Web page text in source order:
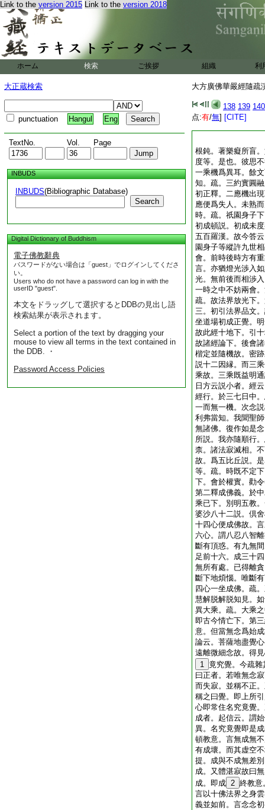
Link to the version 2015 Link to the version 2018
ホーム 検索 ご挨拶 組織 利
大正蔵検索
punctuation Hangul Eng
TextNo. Vol. Page
INBUDS
INBUDS(Bibliographic Database)
Search
Digital Dictionary of Buddhism
電子佛教辭典
パスワードがない場合は「guest」でログインしてくださ
い。
Users who do not have a password can log in with the
userID "guest".
本文をドラッグして選択するとDDBの見出し語
検索結果が表示されます。
Select a portion of the text by dragging your
mouse to view all terms in the text contained in
the DDB. ・
Password Access Policies
大方廣佛華嚴經隨疏
138 139 140
点:有/無] [CITE]
根鈍。著樂癡所盲
度等。是也。彼思
一乘機爲異耳。餘
知。疏。三約實圓
初正釋。二應機出
應便爲失人。未熟
時。疏。祇園身子
初成頓説。初成未
五百羅漢。故今答
園身子等縱許九世
會。前時後時方有
言。亦猶燈光渉入
光。無前後而相渉
一時之中不妨兩會
疏。故法界放光下
三。初引法界品文
坐道場初成正覺。
故此經十地下。引
故諸經論下。後會
楷定並隨機故。密
説十二因縁。而三
乘故。三乘既益明
日方云説小者。經
經行。於三七日中
一而無一機。次念
利弗當知。我聞聖
無諸佛。復作如是
所説。我亦隨順行
柰。諸法寂滅相。
故。爲五比丘説。
等。疏。時既不定
下。會於權實。勸
第二釋成佛義。於
乘已下。別明五教
婆沙八十二説。倶
十四心便成佛故。
六心。謂八忍八智
斷有頂惑。有九無
足前十六。成三十
無所有處。已得離
斷下地煩惱。唯斷
四心一坐成佛。疏
慧解脱解脱知見。
異大乘。疏。大乘
即古今情亡下。第
意。但當無念爲始
論云。菩薩地盡覺
遠離微細念故。得
1 竟究覺。今疏
曰正者。若唯無念
而失寂。並稱不正
稱之曰覺。即上所
心即常住名究竟覺
成者。起信云。謂
異。名究竟覺即是
頓教意。言無成無
有成壞。而其虚空
提。成與不成無差
成。又體湛寂故曰
成。即成 2 終教意
言以十佛法界之身
義並如前。言念念